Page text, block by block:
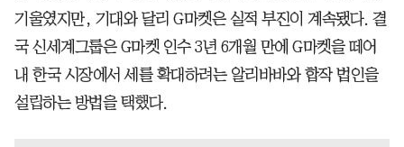
기울였지만, 기대와 달리 G마켓은 실적 부진이 계속됐다. 결
국 신세계그룹은 G마켓 인수 3년 6개월 만에 G마켓을 떼어
내 한국 시장에서 세를 확대하려는 알리바바와 합작 법인을
설립하는 방법을 택했다.